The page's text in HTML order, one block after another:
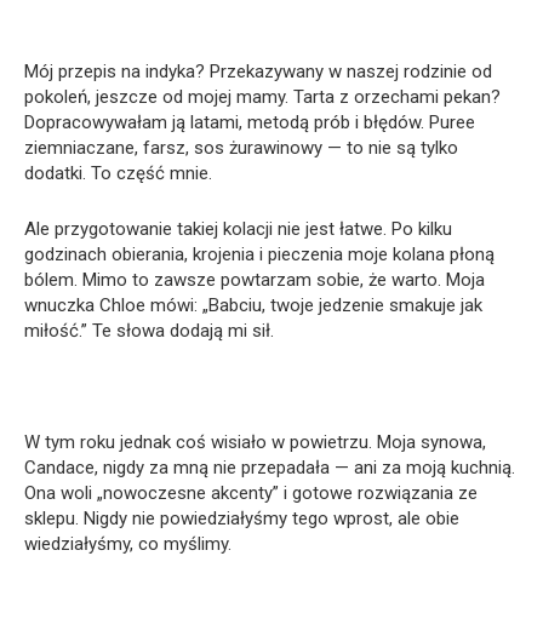
Mój przepis na indyka? Przekazywany w naszej rodzinie od
pokoleń, jeszcze od mojej mamy. Tarta z orzechami pekan?
Dopracowywałam ją latami, metodą prób i błędów. Puree
ziemniaczane, farsz, sos żurawinowy — to nie są tylko
dodatki. To część mnie.
Ale przygotowanie takiej kolacji nie jest łatwe. Po kilku
godzinach obierania, krojenia i pieczenia moje kolana płoną
bólem. Mimo to zawsze powtarzam sobie, że warto. Moja
wnuczka Chloe mówi: „Babciu, twoje jedzenie smakuje jak
miłość.” Te słowa dodają mi sił.
W tym roku jednak coś wisiało w powietrzu. Moja synowa,
Candace, nigdy za mną nie przepadała — ani za moją kuchnią.
Ona woli „nowoczesne akcenty” i gotowe rozwiązania ze
sklepu. Nigdy nie powiedziałyśmy tego wprost, ale obie
wiedziałyśmy, co myślimy.